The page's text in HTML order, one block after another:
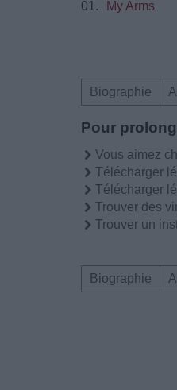
01.
My Arms
Biographie
Pour
Vous aimez
Télécharger
Télécharger
Trouver des
Trouver un
Biographie